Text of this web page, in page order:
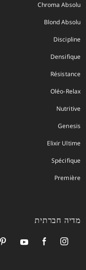
Chroma Absolu
Blond Absolu
Discipline
Densifique
Résistance
Oléo-Relax
Nutritive
Genesis
Elixir Ultime
Spécifique
Première
מדיה חברתית